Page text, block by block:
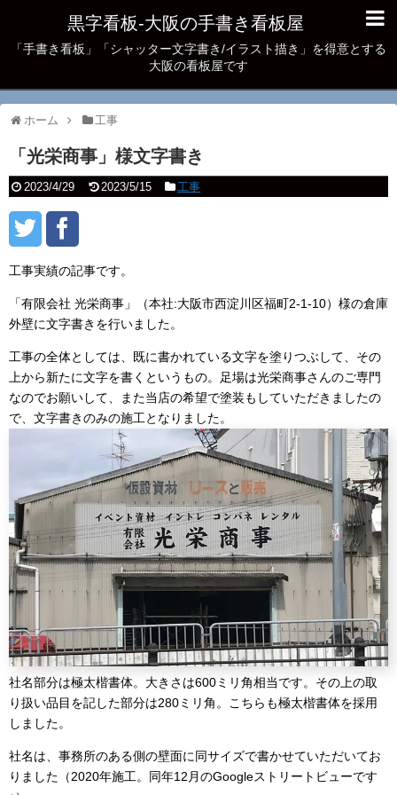
黒字看板‐大阪の手書き看板屋
「手書き看板」「シャッター文字書き/イラスト描き」を得意とする
大阪の看板屋です
ホーム 工事
「光栄商事」様文字書き
2023/4/29 2023/5/15 工事
工事実績の記事です。
「有限会社 光栄商事」（本社:大阪市西淀川区福町2-1-10）様の倉庫
外壁に文字書きを行いました。
工事の全体としては、既に書かれている文字を塗りつぶして、その
上から新たに文字を書くというもの。足場は光栄商事さんのご専門
なのでお願いして、また当店の希望で塗装もしていただきましたの
で、文字書きのみの施工となりました。
社名部分は極太楷書体。大きさは600ミリ角相当です。その上の取
り扱い品目を記した部分は280ミリ角。こちらも極太楷書体を採用
しました。
社名は、事務所のある側の壁面に同サイズで書かせていただいてお
りました（2020年施工。同年12月のGoogleストリートビューです